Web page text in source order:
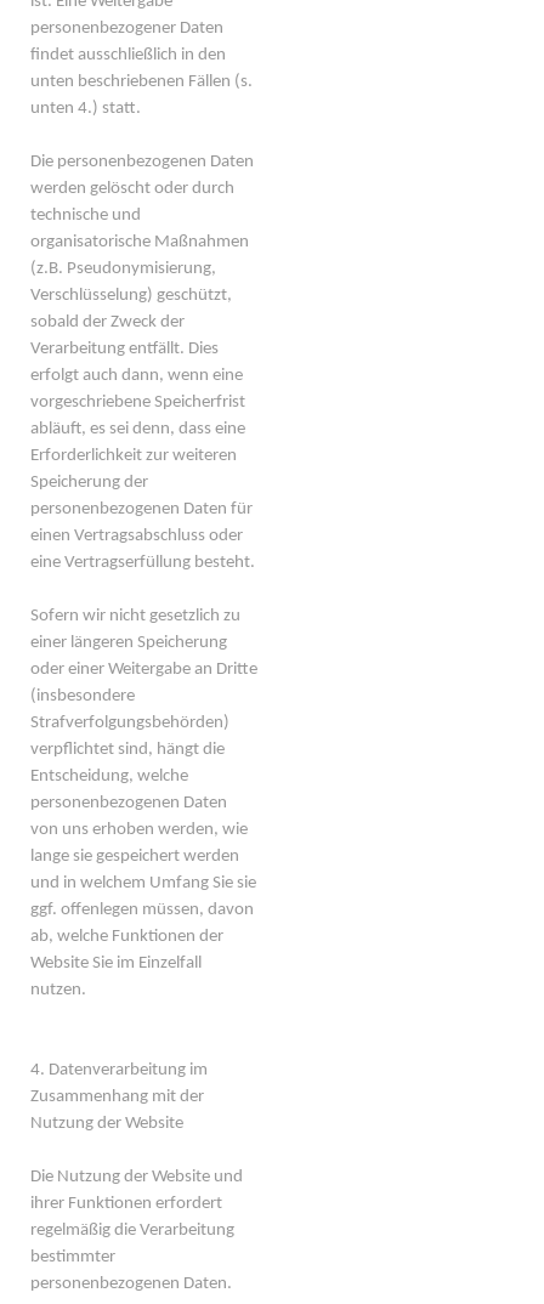
personenbezogener Daten
findet ausschließlich in den
unten beschriebenen Fällen (s.
unten 4.) statt.
Die personenbezogenen Daten
werden gelöscht oder durch
technische und
organisatorische Maßnahmen
(z.B. Pseudonymisierung,
Verschlüsselung) geschützt,
sobald der Zweck der
Verarbeitung entfällt. Dies
erfolgt auch dann, wenn eine
vorgeschriebene Speicherfrist
abläuft, es sei denn, dass eine
Erforderlichkeit zur weiteren
Speicherung der
personenbezogenen Daten für
einen Vertragsabschluss oder
eine Vertragserfüllung besteht.
Sofern wir nicht gesetzlich zu
einer längeren Speicherung
oder einer Weitergabe an Dritte
(insbesondere
Strafverfolgungsbehörden)
verpflichtet sind, hängt die
Entscheidung, welche
personenbezogenen Daten
von uns erhoben werden, wie
lange sie gespeichert werden
und in welchem Umfang Sie sie
ggf. offenlegen müssen, davon
ab, welche Funktionen der
Website Sie im Einzelfall
nutzen.
4. Datenverarbeitung im
Zusammenhang mit der
Nutzung der Website
Die Nutzung der Website und
ihrer Funktionen erfordert
regelmäßig die Verarbeitung
bestimmter
personenbezogenen Daten.